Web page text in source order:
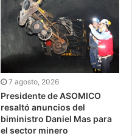
7 agosto, 2026
Presidente de ASOMICO
resaltó anuncios del
biministro Daniel Mas para
el sector minero